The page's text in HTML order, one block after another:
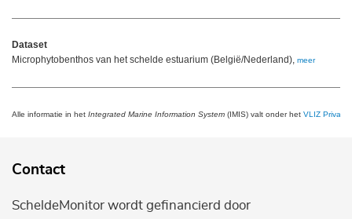
Dataset
Microphytobenthos van het schelde estuarium (België/Nederland), meer
Alle informatie in het Integrated Marine Information System (IMIS) valt onder het VLIZ Privacy
Contact
ScheldeMonitor wordt gefinancierd door